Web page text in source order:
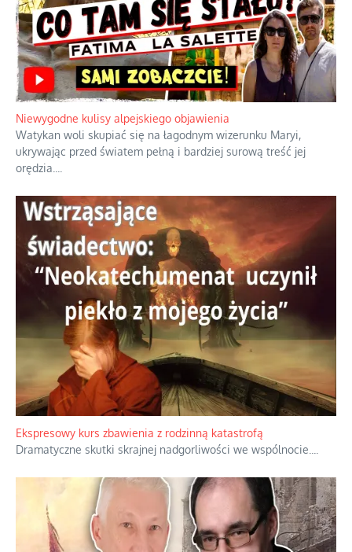
Duchowa apteczka bez teologicznych podróbek
Instrukcja obsługi łaski z ominięciem duchowych skrótów.
Niewygodne kulisy alpejskiego objawienia
Watykan woli skupiać się na łagodnym wizerunku Maryi,
ukrywając przed światem pełną i bardziej surową treść jej
orędzia....